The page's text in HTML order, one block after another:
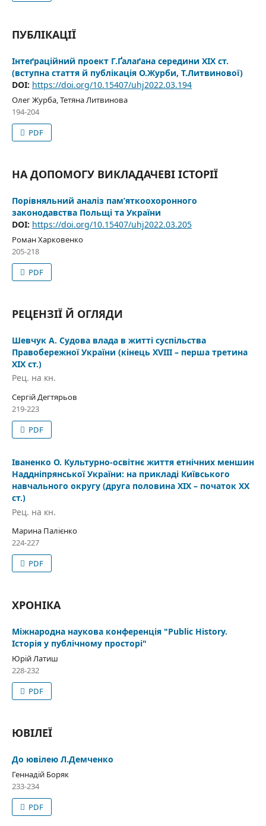
ПУБЛІКАЦІЇ
Інтеґраційний проект Г.Ґалаґана середини ХІХ ст.
(вступна стаття й публікація О.Журби, Т.Литвинової)
DOI: https://doi.org/10.15407/uhj2022.03.194
Олег Журба, Тетяна Литвинова
194-204
PDF
НА ДОПОМОГУ ВИКЛАДАЧЕВІ ІСТОРІЇ
Порівняльний аналіз пам’яткоохоронного
законодавства Польщі та України
DOI: https://doi.org/10.15407/uhj2022.03.205
Роман Харковенко
205-218
PDF
РЕЦЕНЗІЇ Й ОГЛЯДИ
Шевчук А. Судова влада в житті суспільства
Правобережної України (кінець XVIII – перша третина
ХІХ ст.)
Рец. на кн.
Сергій Дегтярьов
219-223
PDF
Іваненко О. Культурно-освітнє життя етнічних меншин
Наддніпрянської України: на прикладі Київського
навчального округу (друга половина ХІХ – початок ХХ
ст.)
Рец. на кн.
Марина Палієнко
224-227
PDF
ХРОНІКА
Міжнародна наукова конференція "Public History.
Історія у публічному просторі"
Юрій Латиш
228-232
PDF
ЮВІЛЕЇ
До ювілею Л.Демченко
Геннадій Боряк
233-234
PDF